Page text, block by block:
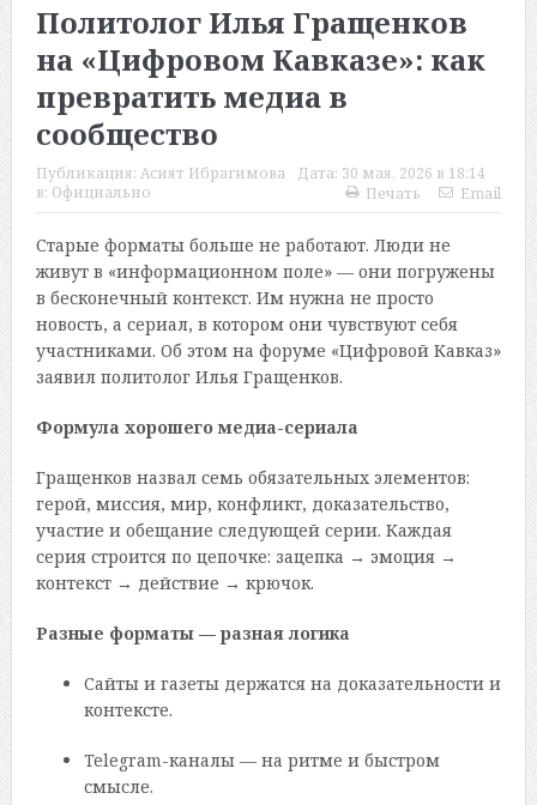
Политолог Илья Гращенков
на «Цифровом Кавказе»: как
превратить медиа в
сообщество
Публикация: Асият Ибрагимова Дата: 30 мая, 2026 в 18:14
в: Официально Печать Email
Старые форматы больше не работают. Люди не
живут в «информационном поле» — они погружены
в бесконечный контекст. Им нужна не просто
новость, а сериал, в котором они чувствуют себя
участниками. Об этом на форуме «Цифровой Кавказ»
заявил политолог Илья Гращенков.
Формула хорошего медиа-сериала
Гращенков назвал семь обязательных элементов:
герой, миссия, мир, конфликт, доказательство,
участие и обещание следующей серии. Каждая
серия строится по цепочке: зацепка → эмоция →
контекст → действие → крючок.
Разные форматы — разная логика
Сайты и газеты держатся на доказательности и
контексте.
Telegram-каналы — на ритме и быстром
смысле.